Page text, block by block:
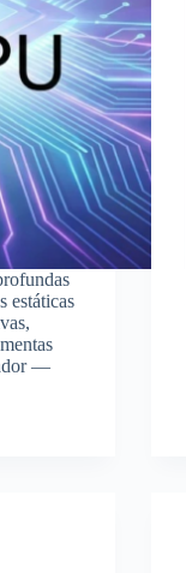
estáticas
—